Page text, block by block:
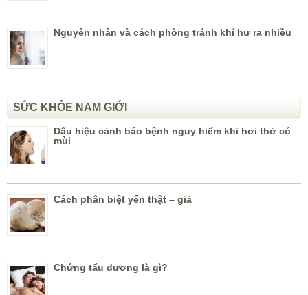
Nguyên nhân và cách phòng tránh khí hư ra nhiều
SỨC KHỎE NAM GIỚI
Dấu hiệu cảnh báo bệnh nguy hiểm khi hơi thở có
mùi
Cách phân biệt yến thật – giả
Chứng tẩu dương là gì?